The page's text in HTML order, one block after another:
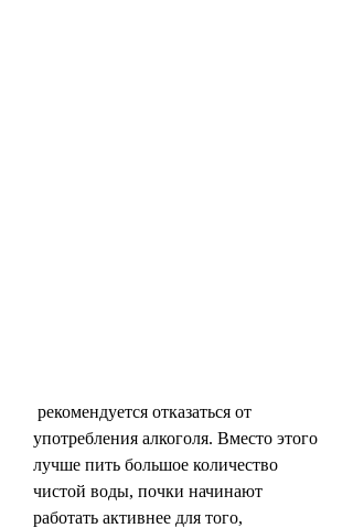
употребления алкоголя. Вместо этого
лучше пить большое количество
чистой воды, почки начинают
работать активнее для того,